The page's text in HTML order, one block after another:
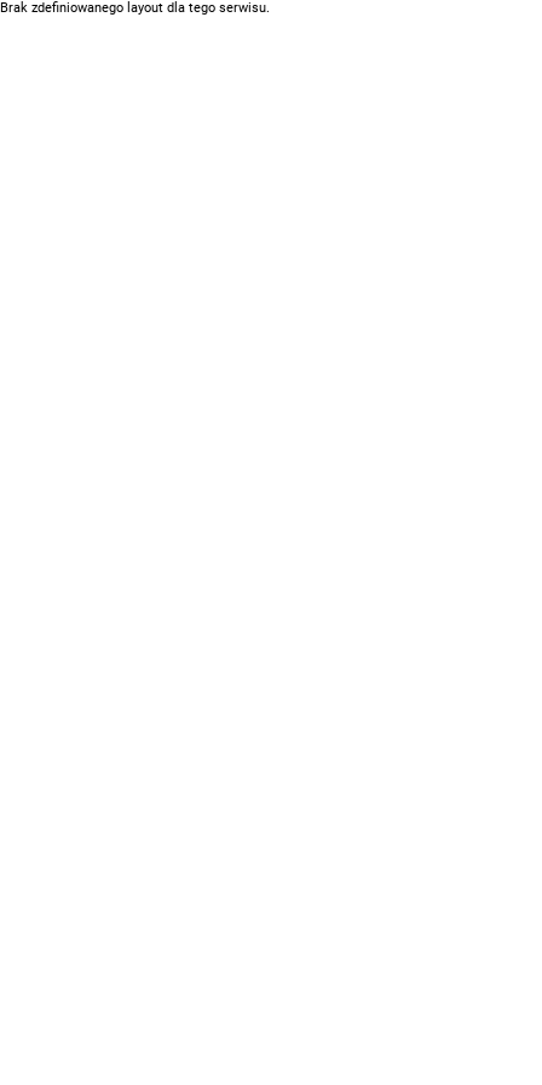
Brak zdefiniowanego layout dla tego serwisu.